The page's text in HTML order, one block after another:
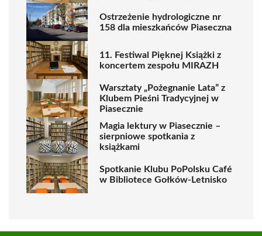
Ostrzeżenie hydrologiczne nr
158 dla mieszkańców Piaseczna
11. Festiwal Pięknej Książki z
koncertem zespołu MIRAZH
Warsztaty „Pożegnanie Lata” z
Klubem Pieśni Tradycyjnej w
Piasecznie
Magia lektury w Piasecznie –
sierpniowe spotkania z
książkami
Spotkanie Klubu PoPolsku Café
w Bibliotece Gołków-Letnisko